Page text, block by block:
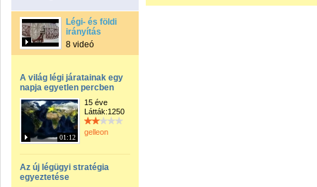
Légi- és földi
irányítás
8 videó
A világ légi járatainak egy
napja egyetlen percben
01:12
15 éve
Látták:1250
gelleon
Az új légügyi stratégia
egyeztetése